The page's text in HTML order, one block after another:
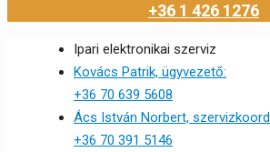
+36 1 426 1276
Ipari elektronikai szerviz
Kovács Patrik, ügyvezető:
+36 70 639 5608
Ács István Norbert,
+36 70 391 5146